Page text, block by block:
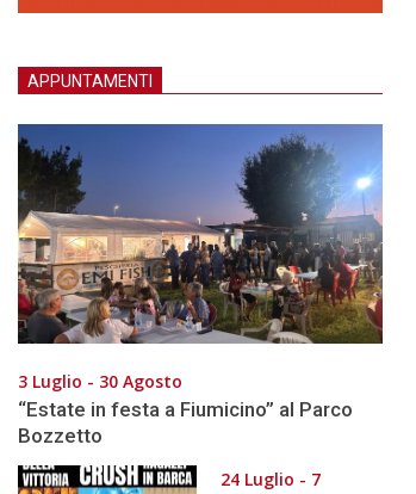
APPUNTAMENTI
3 Luglio - 30 Agosto
“Estate in festa a Fiumicino” al Parco
Bozzetto
24 Luglio - 7